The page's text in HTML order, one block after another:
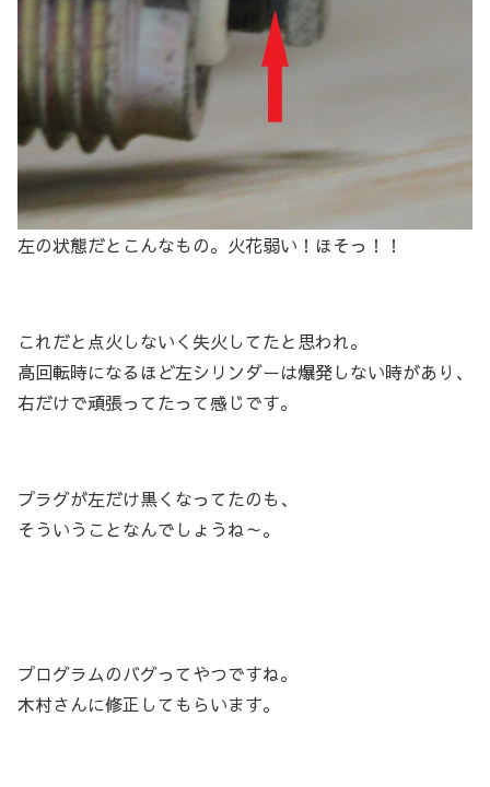
左の状態だとこんなもの。火花弱い！ほそっ！！
これだと点火しないく失火してたと思われ。
高回転時になるほど左シリンダーは爆発しない時があり、
右だけで頑張ってたって感じです。
プラグが左だけ黒くなってたのも、
そういうことなんでしょうね～。
プログラムのバグってやつですね。
木村さんに修正してもらいます。